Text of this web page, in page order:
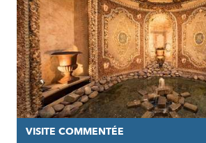
VISITE COMMENTÉE